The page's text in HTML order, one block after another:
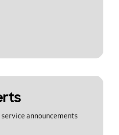
announcements